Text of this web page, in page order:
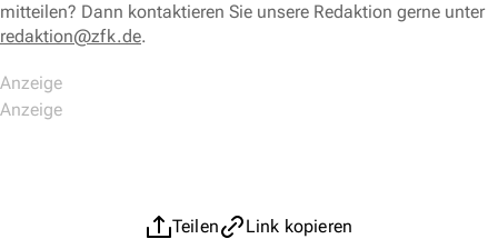
mitteilen? Dann kontaktieren Sie unsere Redaktion gerne unter
redaktion@zfk.de.
Teilen
Link kopieren